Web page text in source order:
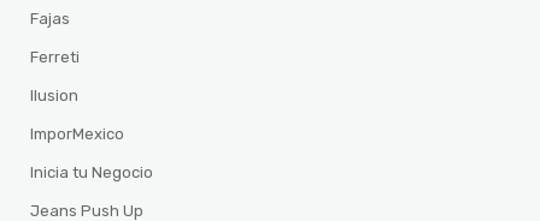
Fajas
Ferreti
Ilusion
ImporMexico
Inicia tu Negocio
Jeans Push Up